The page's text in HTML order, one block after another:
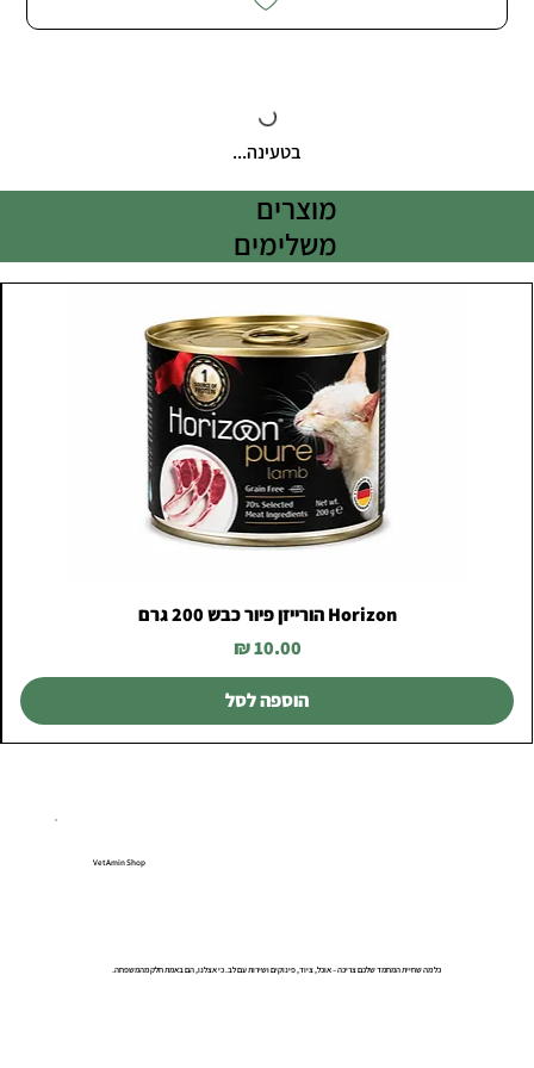
בטעינה...
מוצרים
משלימים
Horizon הורייזן פיור כבש 200 גרם
מחיר
הוספה לסל
VetAmin Shop
כל מה שחיית המחמד שלכם צריכה – אוכל, ציוד, פינוקים ושירות עם לב. כי אצלנו, הם באמת חלק מהמשפחה.